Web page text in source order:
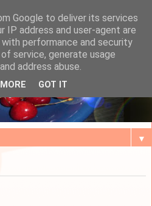
▼
Google to deliver its services
IP address and user-agent are
performance and security
service, generate usage
address abuse.
GOT IT